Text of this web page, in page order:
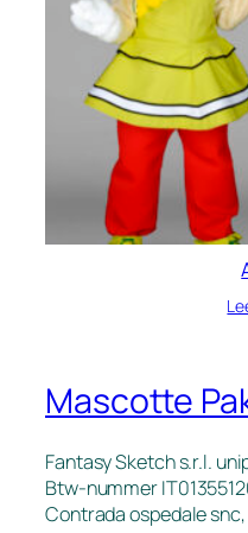
Mascotte
Fantasy Sketch s.r.l.
Btw-nummer
Contrada ospedale